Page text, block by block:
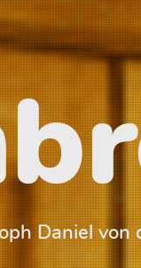
Daniel von